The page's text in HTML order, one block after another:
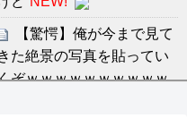
【驚愕】俺が今まで見て
た絶景の写真を貼ってい
ぞｗｗｗｗｗｗｗｗｗｗ